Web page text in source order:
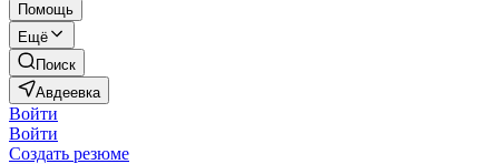
Помощь
Ещё
Поиск
Авдеевка
Войти
Войти
Создать резюме